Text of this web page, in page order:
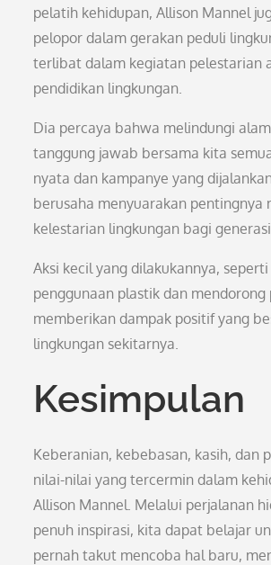
pelatih kehidupan, Allison Mannel
pelopor dalam gerakan peduli
terlibat dalam kegiatan pelestarian
pendidikan lingkungan.
Dia percaya bahwa melindungi
tanggung jawab bersama kita
nyata dan kampanye yang
berusaha menyuarakan pentingnya
kelestarian lingkungan bagi
Aksi kecil yang dilakukannya,
penggunaan plastik dan mendorong
memberikan dampak positif yang
lingkungan sekitarnya.
Kesimpulan
Keberanian, kebebasan, kasih, dan
nilai-nilai yang tercermin dalam
Allison Mannel. Melalui perjalanan
penuh inspirasi, kita dapat belajar
pernah takut mencoba hal baru,